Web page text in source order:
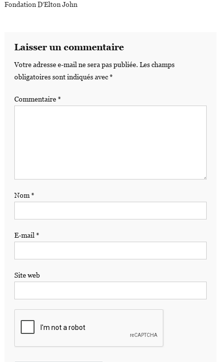
Fondation D’Elton John
Laisser un commentaire
Votre adresse e-mail ne sera pas publiée. Les champs
obligatoires sont indiqués avec*
Commentaire*
Nom*
E-mail*
Site web